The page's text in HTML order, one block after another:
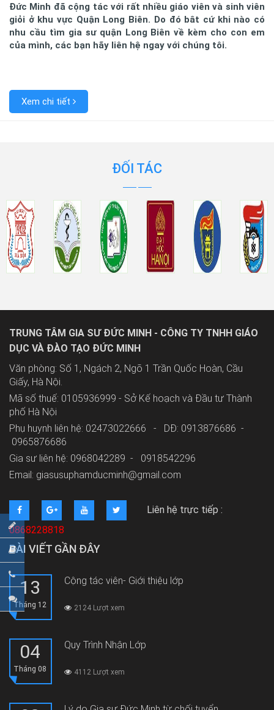
Đức Minh đã cộng tác với rất nhiều giáo viên và sinh viên
giỏi ở khu vực Quận Long Biên. Do đó bât cứ khi nào có
nhu cầu tìm gia sư quận Long Biên về kèm cho con em
của mình, các bạn hãy liên hệ ngay với chúng tôi.
Xem chi tiết
ĐỐI TÁC
TRUNG TÂM GIA SƯ ĐỨC MINH - CÔNG TY TNHH GIÁO
DỤC VÀ ĐÀO TẠO ĐỨC MINH
Văn phòng: Số 1, Ngách 2, Ngõ 1 Trần Quốc Hoàn, Cầu
Giấy, Hà Nội.
Mã số thuế: 0105936999 - Sở Kế hoạch và Đầu tư Thành
phố Hà Nội
Phụ huynh liên hệ: 02473022666 - DĐ: 0913876686 -
0965876686
Gia sư liên hệ: 0968042289 - 0918542296
Email: giasusuphamducminh@gmail.com
Liên hệ trực tiếp :
0868228818
BÀI VIẾT GẦN ĐÂY
13
Tháng 12
Cộng tác viên- Giới thiệu lớp
2124 Lượt xem
04
Tháng 08
Quy Trình Nhận Lớp
4112 Lượt xem